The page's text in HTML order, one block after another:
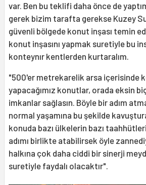
var. Ben bu teklifi daha önce de
gerek bizim tarafta gerekse Kuzey
güvenli bölgede konut inşası temin
konut inşasını yapmak suretiyle bu
konteynır kentlerden kurtaralım.
"500'er metrekarelik arsa içerisinde
yapacağımız konutlar, orada eksin
imkanlar sağlasın. Böyle bir adım
normal yaşamına bu şekilde
konuda bazı ülkelerin bazı
adımı birlikte atabilirsek öyle
halkına çok daha ciddi bir sinerji
suretiyle faydalı olacaktır".